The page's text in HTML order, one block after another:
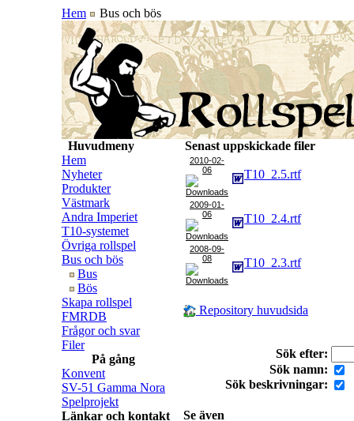
Hem Bus och bös
Huvudmeny
Hem
Nyheter
Produkter
Västmark
Andra Imperiet
T10-systemet
Övriga rollspel
Bus och bös
Bus
Bös
Skapa rollspel
FMRDB
Frågor och svar
Filer
På gång
Konvent
SV-51 Gamma Nora
Spelprojekt
Länkar och kontakt
Senast uppskickade filer
2010-02-
06
T10_2.5.rtf
2009-01-
06
T10_2.4.rtf
2008-09-
08
T10_2.3.rtf
Repository huvudsida
Sök efter:
Sök namn:
Sök beskrivningar:
Se även